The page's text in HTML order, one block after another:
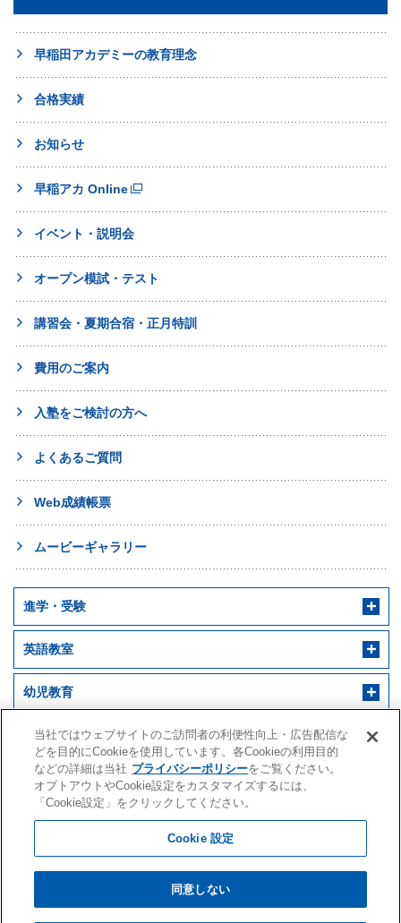
早稲田アカデミーの教育理念
合格実績
お知らせ
早稲アカ Online
イベント・説明会
オープン模試・テスト
講習会・夏期合宿・正月特訓
費用のご案内
入塾をご検討の方へ
よくあるご質問
Web成績帳票
ムービーギャラリー
進学・受験
英語教室
幼児教育
幼児教室サンキッズ
医学部予備校
野田クルゼ
株式会社早稲田アカデミー
採用情報 閲覧環境
プライバシーポリシー
個人情報の利用目的・取扱いに関する公表事項
当社ではウェブサイトのご訪問者の利便性向上・広告配信な
どを目的にCookieを使用しています。各Cookieの利用目的
などの詳細は当社 プライバシーポリシーをご覧ください。
オプトアウトやCookie設定をカスタマイズするには、
「Cookie設定」をクリックしてください。
Cookie 設定
同意しない